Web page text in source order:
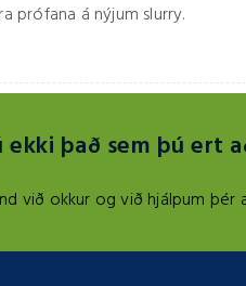
prófana á nýjum slurry.
ekki það sem þú ert
við okkur og við hjálpum þér